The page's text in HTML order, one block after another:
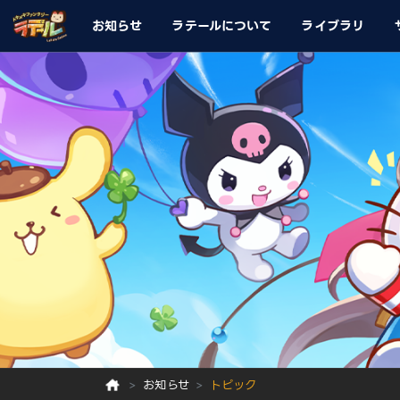
お知らせ ラテールについて ライブラリ
お知らせ トピック